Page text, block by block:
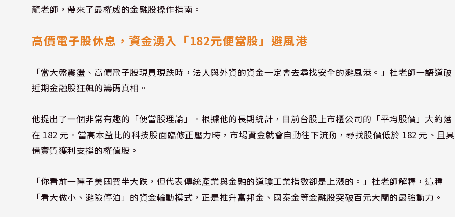
龍老師，帶來了最權威的金融股操作指南。
高價電子股休息，資金湧入「182元便當股」避風港
「當大盤震盪、高價電子股現買現跌時，法人與外資的資金一定會去尋找安全的避風港。」杜老師一語道破
近期金融股狂飆的籌碼真相。
他提出了一個非常有趣的「便當股理論」。根據他的長期統計，目前台股上市櫃公司的「平均股價」大約落
在 182 元。當高本益比的科技股面臨修正壓力時，市場資金就會自動往下流動，尋找股價低於 182 元、且具
備實質獲利支撐的權值股。
「你看前一陣子美國費半大跌，但代表傳統產業與金融的道瓊工業指數卻是上漲的。」杜老師解釋，這種
「看大做小、避險停泊」的資金輪動模式，正是推升富邦金、國泰金等金融股突破百元大關的最強動力。